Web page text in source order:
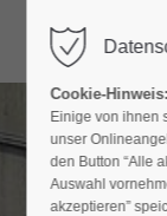
Cookie-Hinweis:
Einige von ihnen
unser
den Button “Alle
Auswahl
akzeptieren”